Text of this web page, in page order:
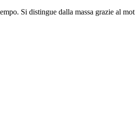
Si distingue dalla massa grazie al